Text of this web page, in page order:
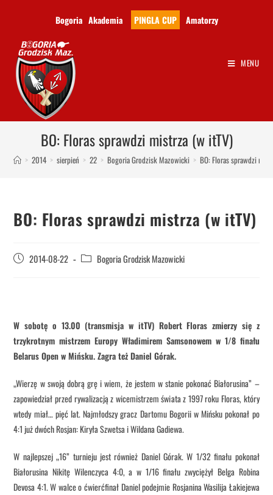
Bogoria Akademia PINGLA CUP Amatorzy
MENU
BO: Floras sprawdzi mistrza (w itTV)
> 2014 > sierpień > 22 > Bogoria Grodzisk Mazowicki > BO: Floras sprawdzi
BO: Floras sprawdzi mistrza (w itTV)
2014-08-22 Bogoria Grodzisk Mazowicki
W sobotę o 13.00 (transmisja w itTV) Robert Floras zmierzy się z
trzykrotnym mistrzem Europy Władimirem Samsonowem w 1/8 finału
Belarus Open w Mińsku. Zagra też Daniel Górak.
„Wierzę w swoją dobrą grę i wiem, że jestem w stanie pokonać Białorusina” –
zapowiedział przed rywalizacją z wicemistrzem świata z 1997 roku Floras, który
wtedy miał… pięć lat. Najmłodszy gracz Dartomu Bogorii w Mińsku pokonał po
4:1 już dwóch Rosjan: Kiryła Szwetsa i Wildana Gadiewa.
W najlepszej „16” turnieju jest również Daniel Górak. W 1/32 finału pokonał
Białorusina Nikitę Wilenczyca 4:0, a w 1/16 finału zwyciężył Belga Robina
Devosa 4:1. W walce o ćwierćfinał Daniel podejmie Rosjanina Wasilija Łakiejewa